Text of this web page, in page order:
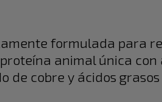
formulada para
animal única
cobre y ácidos